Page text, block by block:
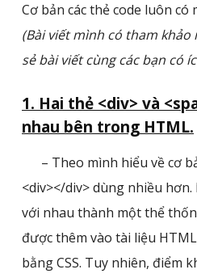
Cơ bản các thẻ code luôn
(Bài viết mình có tham
sẻbài viết cùng các bạn có
1. Hai thẻ <div> và
nhau bên trong HTML.
– Theo mình hiểu về cơ
<div></div> dùng nhiều
với nhau thành một thể
được thêm vào tài liệu
bằng CSS. Tuy nhiên, điểm